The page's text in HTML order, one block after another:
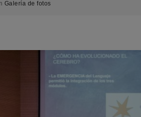
Galería de fotos